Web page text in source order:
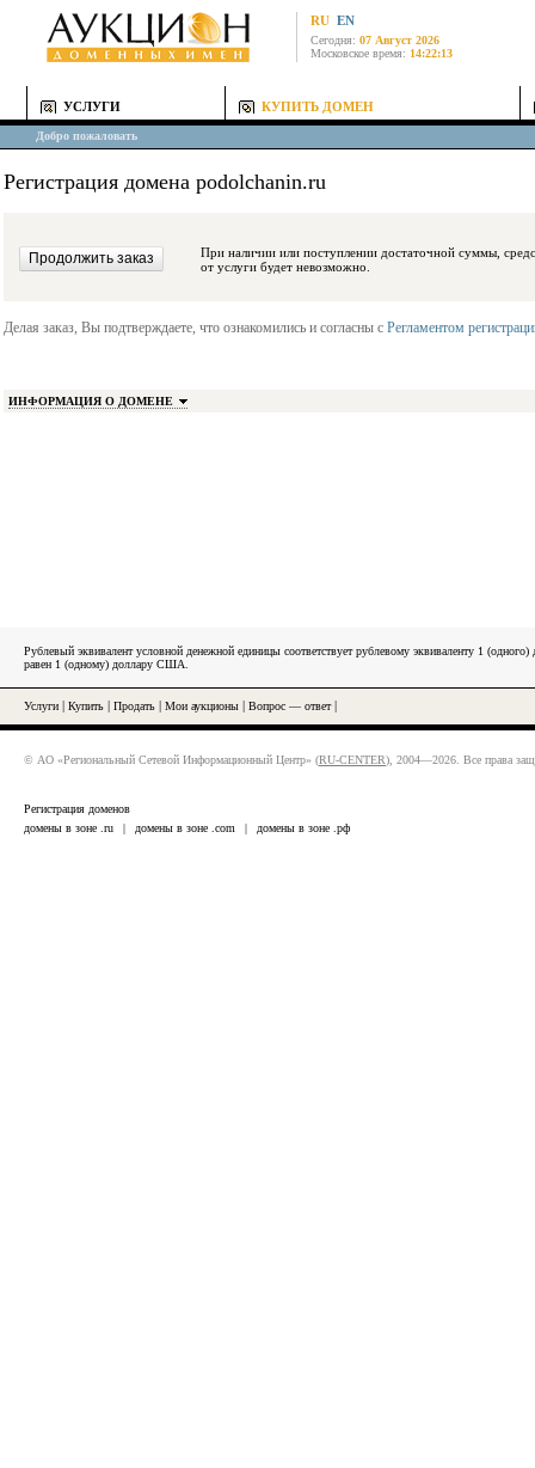
RU EN
Сегодня: 07 Август 2026
Московское время: 14:22:13
УСЛУГИ КУПИТЬ ДОМЕН
Добро пожаловать
Регистрация домена podolchanin.ru
При наличии или поступлении достаточной суммы, средства будут
от услуги будет невозможно.
Делая заказ, Вы подтверждаете, что ознакомились и согласны с Регламентом
ИНФОРМАЦИЯ О ДОМЕНЕ
Рублевый эквивалент условной денежной единицы соответствует рублевому эквиваленту 1
равен 1 (одному) доллару США.
Услуги Купить Продать Мои аукционы Вопрос — ответ|
© АО «Региональный Сетевой Информационный Центр» (RU-CENTER), 2004—2026. Все права
Регистрация доменов
домены в зоне .ru
| домены в зоне .com | домены в зоне .рф